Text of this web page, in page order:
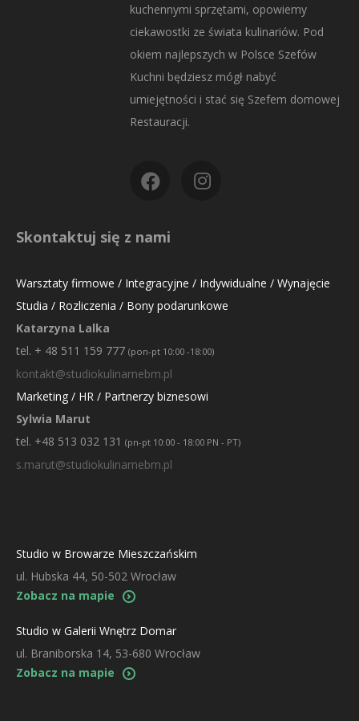
kuchennymi sprzętami, opowiemy
ciekawostki ze świata kulinariów. Pod
okiem najlepszych w Polsce Szefów
Kuchni będziesz mógł nabyć
umiejętności i stać się Szefem domowej
Restauracji.
Skontaktuj się z nami
Warsztaty firmowe / Integracyjne / Indywidualne / Wynajęcie
Studia / Rozliczenia / Bony podarunkowe
Katarzyna Lalka
tel. + 48 511 159 777 (pon-pt 10:00 -18:00)
kontakt@studiokulinarnebm.pl
Marketing / HR / Partnerzy biznesowi
Sylwia Marut
tel. +48 513 032 131 (pn-pt 10:00 - 18:00 PN - PT)
s.marut@studiokulinarnebm.pl
Studio w Browarze Mieszczańskim
ul. Hubska 44, 50-502 Wrocław
Zobacz na mapie
Studio w Galerii Wnętrz Domar
ul. Braniborska 14, 53-680 Wrocław
Zobacz na mapie